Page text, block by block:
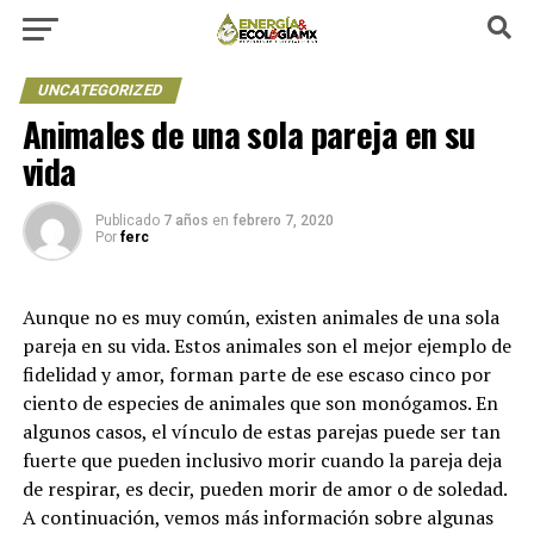
UNCATEGORIZED
Animales de una sola pareja en su
vida
Publicado 7 años en febrero 7, 2020
Por ferc
Aunque no es muy común, existen animales de una sola
pareja en su vida. Estos animales son el mejor ejemplo de
fidelidad y amor, forman parte de ese escaso cinco por
ciento de especies de animales que son monógamos. En
algunos casos, el vínculo de estas parejas puede ser tan
fuerte que pueden inclusivo morir cuando la pareja deja
de respirar, es decir, pueden morir de amor o de soledad.
A continuación, vemos más información sobre algunas